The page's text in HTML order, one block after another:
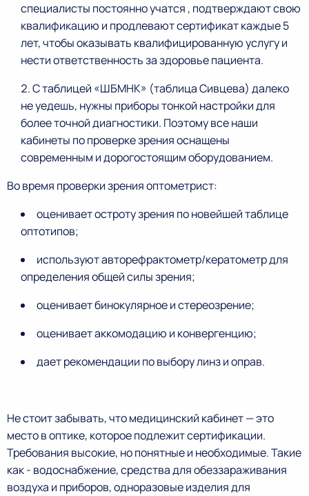
специалисты постоянно учатся , подтверждают свою
квалификацию и продлевают сертификат каждые 5
лет, чтобы оказывать квалифицированную услугу и
нести ответственность за здоровье пациента.
С таблицей «ШБМНК» (таблица Сивцева) далеко
не уедешь, нужны приборы тонкой настройки для
более точной диагностики. Поэтому все наши
кабинеты по проверке зрения оснащены
современным и дорогостоящим оборудованием.
Во время проверки зрения оптометрист:
оценивает остроту зрения по новейшей таблице
оптотипов;
используют авторефрактометр/кератометр для
определения общей силы зрения;
оценивает бинокулярное и стереозрение;
оценивает аккомодацию и конвергенцию;
дает рекомендации по выбору линз и оправ.
Не стоит забывать, что медицинский кабинет — это
место в оптике, которое подлежит сертификации.
Требования высокие, но понятные и необходимые. Такие
как - водоснабжение, средства для обеззараживания
воздуха и приборов, одноразовые изделия для